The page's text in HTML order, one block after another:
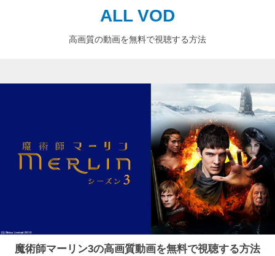
ALL VOD
高画質の動画を無料で視聴する方法
魔術師マーリン3の高画質動画を無料で視聴する方法